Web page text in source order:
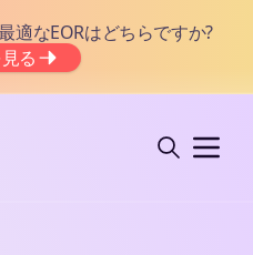
適なEORはどちらですか?
る